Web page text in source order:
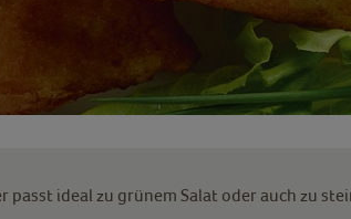
ideal zu grünem Salat oder auch zu